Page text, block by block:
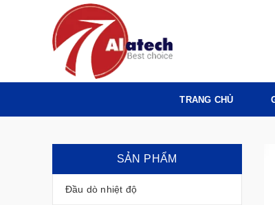
TRANG CHỦ
SẢN PHẨM
Đầu dò nhiệt độ